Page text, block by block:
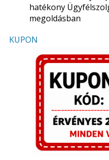
hatékony
megoldásban
KUPON